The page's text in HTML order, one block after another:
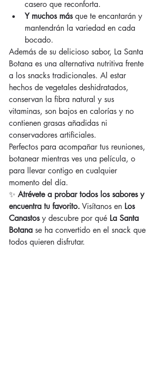
casero que reconforta.
Y muchos más que te encantarán y
mantendrán la variedad en cada
bocado.
Además de su delicioso sabor, La Santa
Botana es una alternativa nutritiva frente
a los snacks tradicionales. Al estar
hechos de vegetales deshidratados,
conservan la fibra natural y sus
vitaminas, son bajos en calorías y no
contienen grasas añadidas ni
conservadores artificiales.
Perfectos para acompañar tus reuniones,
botanear mientras ves una película, o
para llevar contigo en cualquier
momento del día.
✨ Atrévete a probar todos los sabores y
encuentra tu favorito. Visítanos en Los
Canastos y descubre por qué La Santa
Botana se ha convertido en el snack que
todos quieren disfrutar.